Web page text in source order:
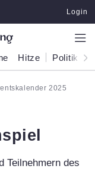
Login
Hitze Politik
2025
Teilnehmern des